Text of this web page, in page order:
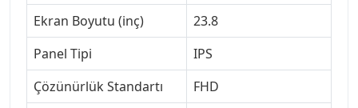
Ekran Boyutu (inç)
23.8
Panel Tipi
IPS
Çözünürlük Standartı
FHD